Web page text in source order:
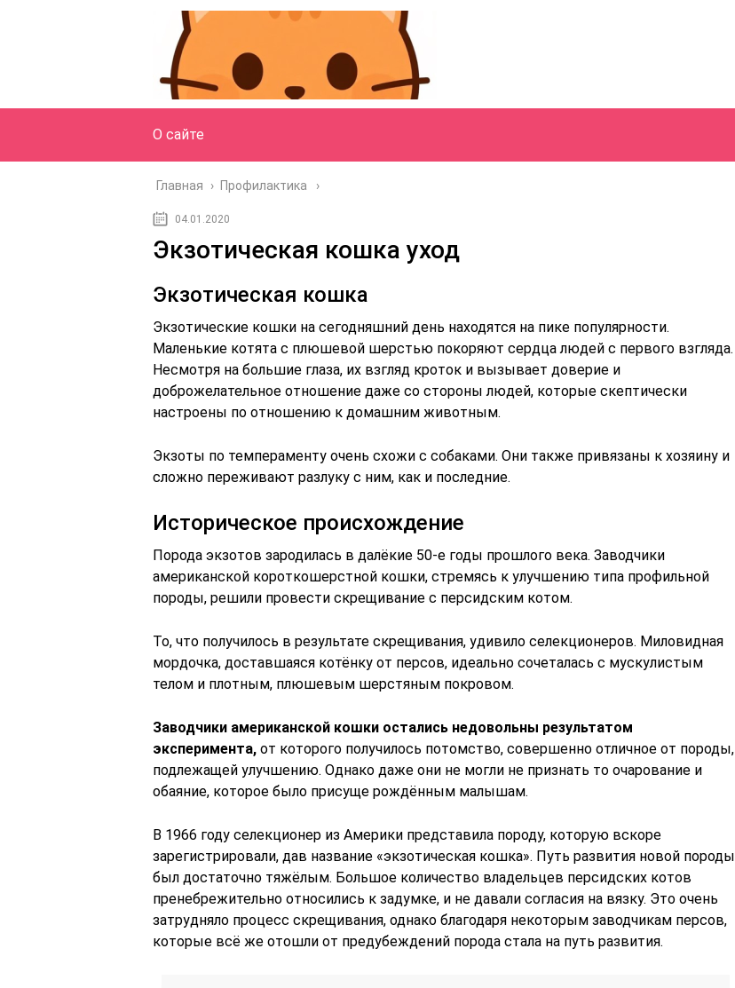
О сайте
Главная › Профилактика
04.01.2020
Экзотическая кошка уход
Экзотическая кошка
Экзотические кошки на сегодняшний день находятся на пике популярности.
Маленькие котята с плюшевой шерстью покоряют сердца людей с первого взгляда.
Несмотря на большие глаза, их взгляд кроток и вызывает доверие и
доброжелательное отношение даже со стороны людей, которые скептически
настроены по отношению к домашним животным.
Экзоты по темпераменту очень схожи с собаками. Они также привязаны к хозяину и
сложно переживают разлуку с ним, как и последние.
Историческое происхождение
Порода экзотов зародилась в далёкие 50-е годы прошлого века. Заводчики
американской короткошерстной кошки, стремясь к улучшению типа профильной
породы, решили провести скрещивание с персидским котом.
То, что получилось в результате скрещивания, удивило селекционеров. Миловидная
мордочка, доставшаяся котёнку от персов, идеально сочеталась с мускулистым
телом и плотным, плюшевым шерстяным покровом.
Заводчики американской кошки остались недовольны результатом
эксперимента, от которого получилось потомство, совершенно отличное от породы,
подлежащей улучшению. Однако даже они не могли не признать то очарование и
обаяние, которое было присуще рождённым малышам.
В 1966 году селекционер из Америки представила породу, которую вскоре
зарегистрировали, дав название «экзотическая кошка». Путь развития новой породы
был достаточно тяжёлым. Большое количество владельцев персидских котов
пренебрежительно относились к задумке, и не давали согласия на вязку. Это очень
затрудняло процесс скрещивания, однако благодаря некоторым заводчикам персов,
которые всё же отошли от предубеждений порода стала на путь развития.